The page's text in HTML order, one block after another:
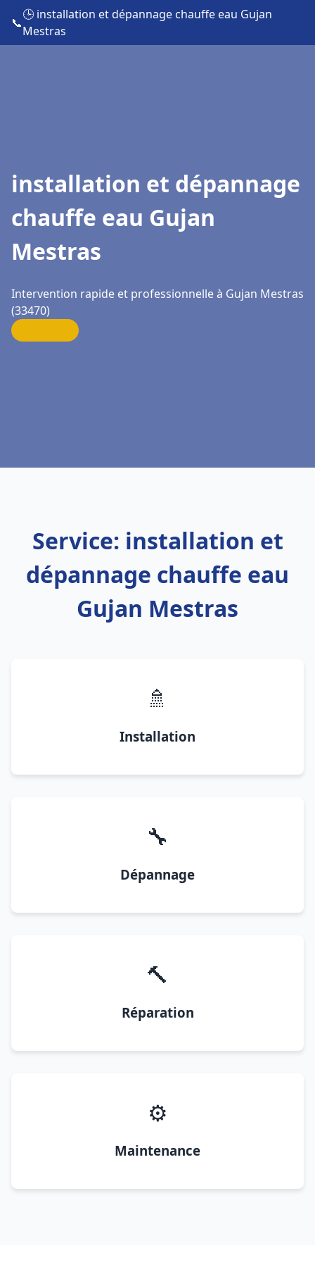
📞
🕒 installation et dépannage chauffe eau Gujan
Mestras
installation et dépannage
chauffe eau Gujan
Mestras
Intervention rapide et professionnelle à Gujan Mestras
(33470)
Service: installation et
dépannage chauffe eau
Gujan Mestras
🚿
Installation
🔧
Dépannage
🔨
Réparation
⚙️
Maintenance